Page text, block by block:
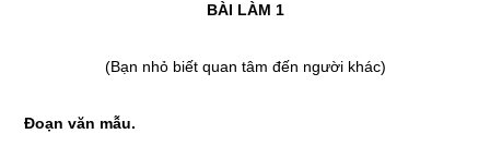
BÀI LÀM 1
(Bạn nhỏ biết quan tâm đến người khác)
Đoạn văn mẫu.